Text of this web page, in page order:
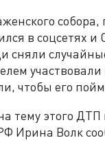
в
сняли
чтобы его
тему этого
Ирина Волк